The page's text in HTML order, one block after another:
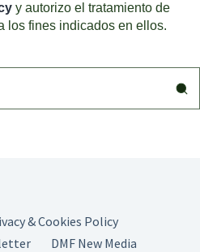
y autorizo el tratamiento de
los fines indicados en ellos.
& Cookies Policy
DMF New Media